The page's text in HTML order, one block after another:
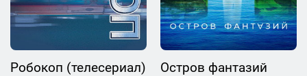
Робокоп (телесериал) Остров фантазий